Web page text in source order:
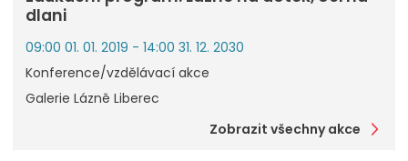
dlani
09:00 01. 01. 2019 - 14:00 31. 12. 2030
Konference/vzdělávací akce
Galerie Lázně Liberec
Zobrazit všechny akce